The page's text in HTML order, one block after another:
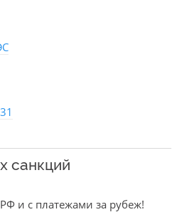
санкций
и с платежами за рубеж!